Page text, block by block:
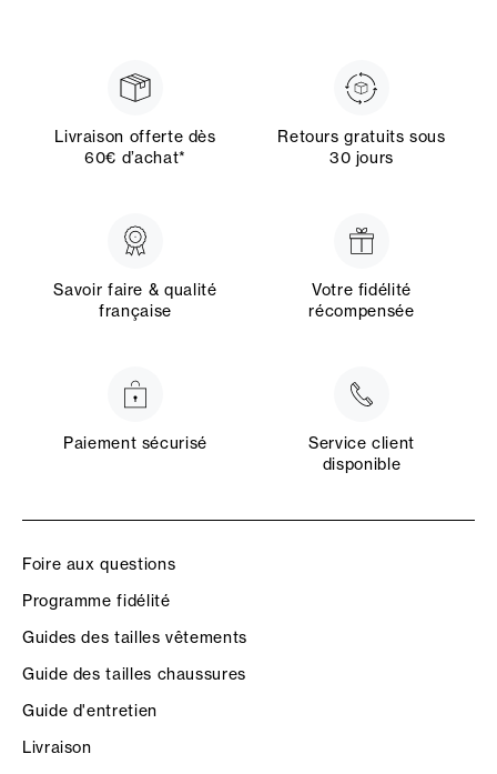
Livraison offerte dès
60€ d’achat*
Retours gratuits sous
30 jours
Savoir faire & qualité
française
Votre fidélité
récompensée
Paiement sécurisé
Service client
disponible
Foire aux questions
Programme fidélité
Guides des tailles vêtements
Guide des tailles chaussures
Guide d'entretien
Livraison